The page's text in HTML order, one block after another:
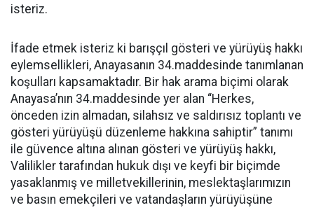
isteriz.
İfade etmek isteriz ki barışçıl gösteri ve yürüyüş hakkı
eylemsellikleri, Anayasanın 34.maddesinde tanımlanan
koşulları kapsamaktadır. Bir hak arama biçimi olarak
Anayasa’nın 34.maddesinde yer alan “Herkes,
önceden izin almadan, silahsız ve saldırısız toplantı ve
gösteri yürüyüşü düzenleme hakkına sahiptir” tanımı
ile güvence altına alınan gösteri ve yürüyüş hakkı,
Valilikler tarafından hukuk dışı ve keyfi bir biçimde
yasaklanmış ve milletvekillerinin, meslektaşlarımızın
ve basın emekçileri ve vatandaşların yürüyüşüne